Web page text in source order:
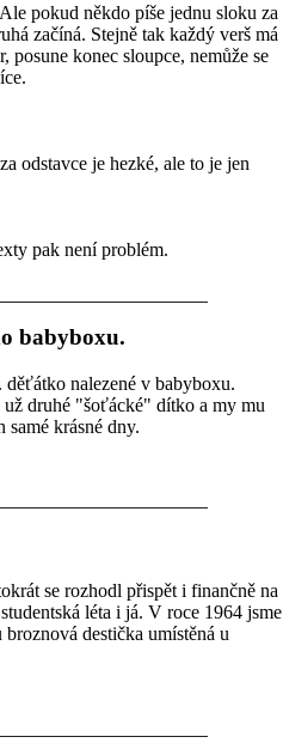
pokud někdo píše jednu sloku za
začíná. Stejně tak každý verš má
konec sloupce, nemůže se
odstavce je hezké, ale to je jen
pak není problém.
babyboxu.
nalezené v babyboxu.
druhé "šoťácké" dítko a my mu
krásné dny.
se rozhodl přispět i finančně na
léta i já. V roce 1964 jsme
destička umístěná u